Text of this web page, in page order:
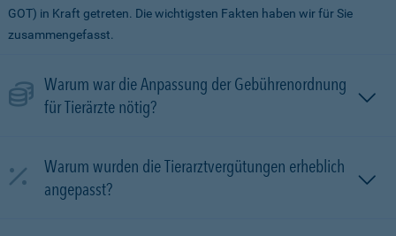
GOT) in Kraft getreten. Die wichtigsten Fakten haben wir für Sie
zusammengefasst.
Warum war die Anpassung der Gebührenordnung
für Tierärzte nötig?
Warum wurden die Tierarztvergütungen erheblich
angepasst?